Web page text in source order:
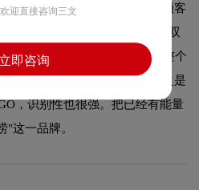
亲切的跟你打招呼，体现了和顾客
母的设计都有讲究。"H"像是一双
强化川味火锅属性。此外，整个
想吸引新一代的年轻人。总之是
，识别性也很强。把已经有能量
"这一品牌。
迎直接咨询三文
立即咨询